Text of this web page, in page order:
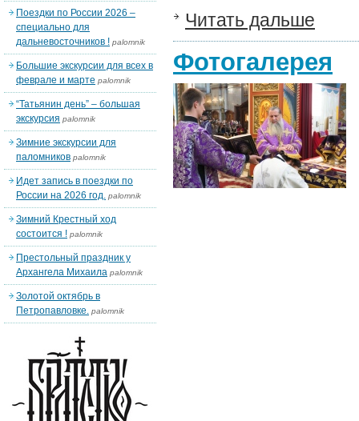
Читать дальше
Фотогалерея
Поездки по России 2026 –
специально для
дальневосточников ! palomnik
Большие экскурсии для всех в
феврале и марте palomnik
“Татьянин день” – большая
экскурсия palomnik
Зимние экскурсии для
паломников palomnik
Идет запись в поездки по
России на 2026 год. palomnik
Зимний Крестный ход
состоится ! palomnik
Престольный праздник у
Архангела Михаила palomnik
Золотой октябрь в
Петропавловке. palomnik